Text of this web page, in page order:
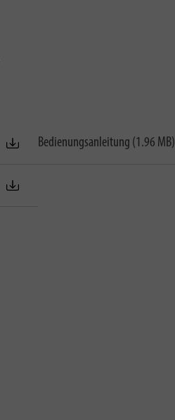
Bedienungsanleitung (1.96 MB)